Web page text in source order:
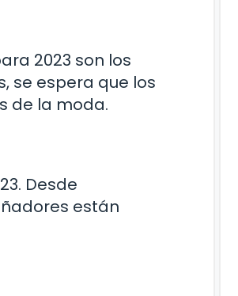
2023 son los
se espera que los
de la moda.
Desde
están